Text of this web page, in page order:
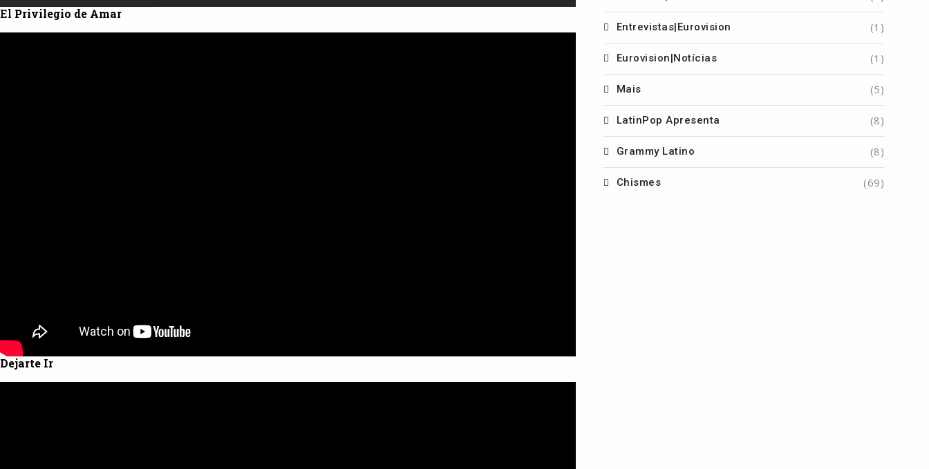
El Privilegio de Amar
Dejarte Ir
Entrevistas|Eurovision (1)
Eurovision|Notícias (1)
Mais (5)
LatinPop Apresenta (8)
Grammy Latino (8)
Chismes (69)